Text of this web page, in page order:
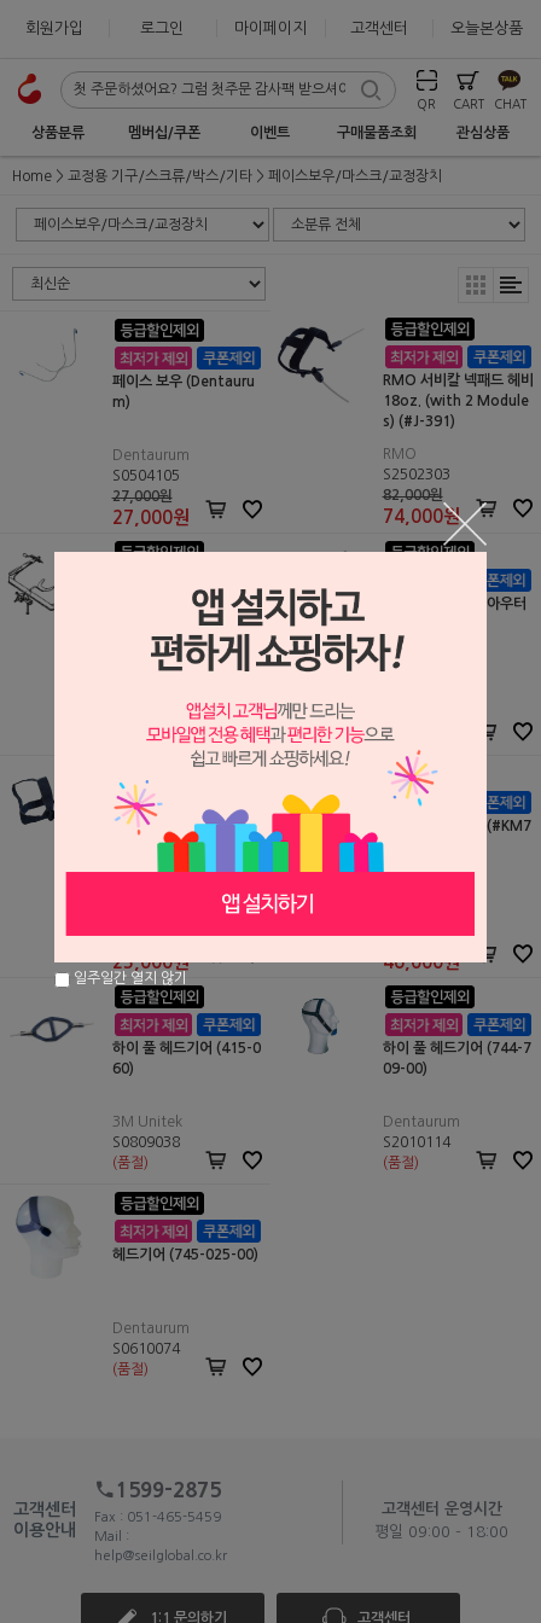
회원가입 로그인 마이페이지 고객센터 오늘본상품
QR CART CHAT
상품분류 멤버십/쿠폰 이벤트 구매물품조회 관심상품
Home 교정용 기구/스크류/박스/기타 페이스보우/마스크/교정장치
페이스 보우 (Dentauru
m)
Dentaurum
S0504105
27,000원
27,000원
RMO 서비칼 넥패드 헤비
18oz. (with 2 Module
s) (#J-391)
RMO
S2502303
82,000원
74,000원
페이스 보우 마크 II
347,000원
토미 스페셜 쇼트 아우터
12,000
하이 풀 헤드기어
23,000원
23,000원
하이 풀 헤드기어 (#KM7
44-709)
49,500원
46,000원
하이 풀 헤드기어 (415-0
60)
3M Unitek
S0809038
(품절)
하이 풀 헤드기어 (744-7
09-00)
Dentaurum
S2010114
(품절)
헤드기어 (745-025-00)
Dentaurum
S0610074
(품절)
고객센터
이용안내
1599-2875
Fax : 051-465-5459
Mail :
help@seilglobal.co.kr
고객센터 운영시간
평일 09:00 - 18:00
1:1 문의하기 고객센터
일주일간 열지 않기